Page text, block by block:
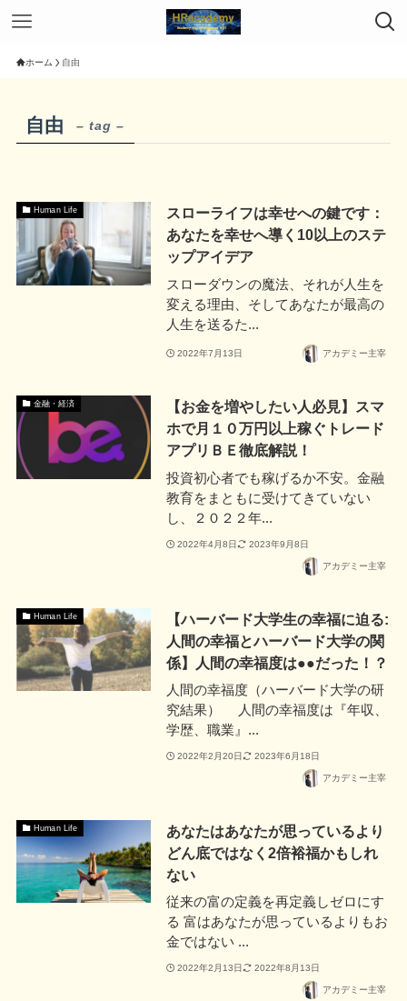
ホーム 自由
自由 – tag –
Human Life
スローライフは幸せへの鍵です：
あなたを幸せへ導く10以上のステ
ップアイデア
スローダウンの魔法、それが人生を
変える理由、そしてあなたが最高の
人生を送るた...
2022年7月13日 アカデミー主宰
金融・経済
【お金を増やしたい人必見】スマ
ホで月１０万円以上稼ぐトレード
アプリＢＥ徹底解説！
投資初心者でも稼げるか不安。金融
教育をまともに受けてきていない
し、２０２２年...
2022年4月8日 2023年9月8日
アカデミー主宰
Human Life
【ハーバード大学生の幸福に迫る:
人間の幸福とハーバード大学の関
係】人間の幸福度は●●だった！？
人間の幸福度（ハーバード大学の研
究結果） 人間の幸福度は『年収、
学歴、職業』...
2022年2月20日 2023年6月18日
アカデミー主宰
Human Life
あなたはあなたが思っているより
どん底ではなく2倍裕福かもしれ
ない
従来の富の定義を再定義しゼロにす
る 富はあなたが思っているよりもお
金ではない ...
2022年2月13日 2022年8月13日
アカデミー主宰